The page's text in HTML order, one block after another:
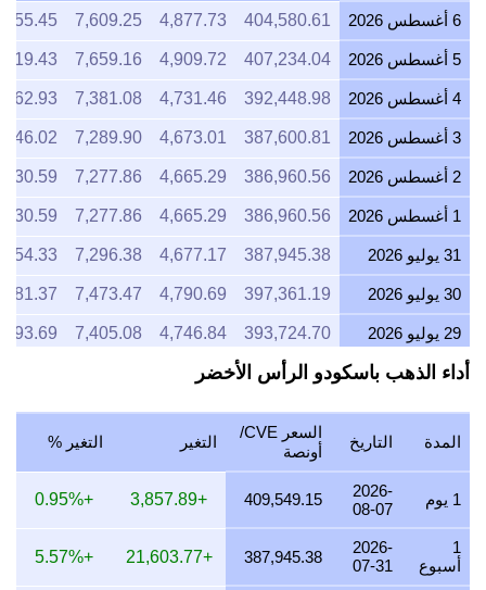
6 أغسطس 2026 404,580.61
4,877.73
7,609.25
5 أغسطس 2026 407,234.04
4,909.72
7,659.16
4 أغسطس 2026 392,448.98
4,731.46
7,381.08
3 أغسطس 2026 387,600.81
4,673.01
7,289.90
2 أغسطس 2026 386,960.56
4,665.29
7,277.86
1 أغسطس 2026 386,960.56
4,665.29
7,277.86
31 يوليو 2026 387,945.38
4,677.17
7,296.38
30 يوليو 2026 397,361.19
4,790.69
7,473.47
29 يوليو 2026 393,724.70
4,746.84
7,405.08
28 يوليو 2026 391,321.01
4,717.86
27 يوليو 2026 397,448.98
4,791.74
7,475.12
26 يوليو 2026 392,299.27
4,729.66
7,378.27
25 يوليو 2026 392,299.27
4,729.66
7,378.27
24 يوليو 2026 393,660.51
4,746.07
23 يوليو 2026 391,485.62
4,719.85
7,362.96
أداء الذهب باسكودو الرأس الأخضر
المدة التاريخ
السعر CVE/
أونصة
التغير التغير %
1 يوم
2026-
08-07
409,549.15
+3,857.89
+0.95%
1
أسبوع
2026-
07-31
387,945.38
+21,603.77
+5.57%